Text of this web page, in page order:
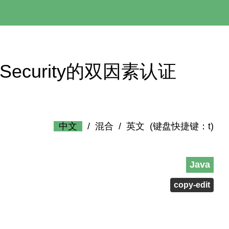
的双因素认证
中文 / 混合 / 英文 (键盘快捷键：t)
Java
copy-edit